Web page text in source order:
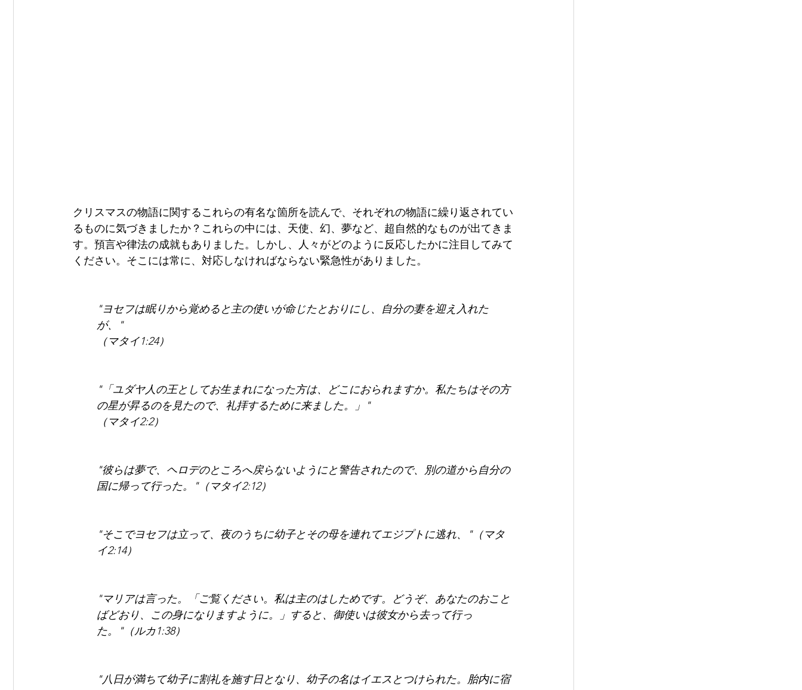
クリスマスの物語に関するこれらの有名な箇所を読んで、それぞれの物語に繰り返されてい
るものに気づきましたか？これらの中には、天使、幻、夢など、超自然的なものが出てきま
す。預言や律法の成就もありました。しかし、人々がどのように反応したかに注目してみて
ください。そこには常に、対応しなければならない緊急性がありました。
"ヨセフは眠りから覚めると主の使いが命じたとおりにし、自分の妻を迎え入れた
が、"
（マタイ1:24）
"「ユダヤ人の王としてお生まれになった方は、どこにおられますか。私たちはその方
の星が昇るのを見たので、礼拝するために来ました。」"
（マタイ2:2）
"彼らは夢で、ヘロデのところへ戻らないようにと警告されたので、別の道から自分の
国に帰って行った。"（マタイ2:12）
"そこでヨセフは立って、夜のうちに幼子とその母を連れてエジプトに逃れ、"（マタ
イ2:14）
"マリアは言った。「ご覧ください。私は主のはしためです。どうぞ、あなたのおこと
ばどおり、この身になりますように。」すると、御使いは彼女から去って行っ
た。"（ルカ1:38）
"八日が満ちて幼子に割礼を施す日となり、幼子の名はイエスとつけられた。胎内に宿